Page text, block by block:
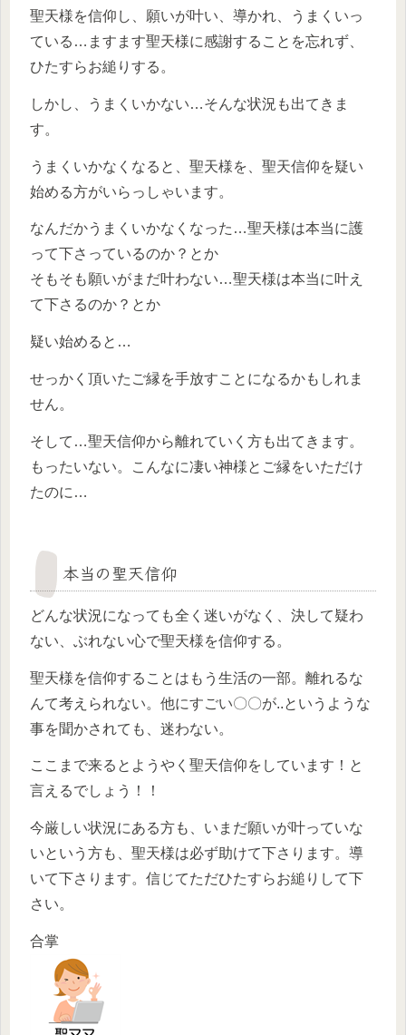
聖天様を信仰し、願いが叶い、導かれ、うまくいっ
ている…ますます聖天様に感謝することを忘れず、
ひたすらお縋りする。
しかし、うまくいかない…そんな状況も出てきま
す。
うまくいかなくなると、聖天様を、聖天信仰を疑い
始める方がいらっしゃいます。
なんだかうまくいかなくなった…聖天様は本当に護
って下さっているのか？とか
そもそも願いがまだ叶わない…聖天様は本当に叶え
て下さるのか？とか
疑い始めると…
せっかく頂いたご縁を手放すことになるかもしれま
せん。
そして…聖天信仰から離れていく方も出てきます。
もったいない。こんなに凄い神様とご縁をいただけ
たのに…
本当の聖天信仰
どんな状況になっても全く迷いがなく、決して疑わ
ない、ぶれない心で聖天様を信仰する。
聖天様を信仰することはもう生活の一部。離れるな
んて考えられない。他にすごい〇〇が..というような
事を聞かされても、迷わない。
ここまで来るとようやく聖天信仰をしています！と
言えるでしょう！！
今厳しい状況にある方も、いまだ願いが叶っていな
いという方も、聖天様は必ず助けて下さります。導
いて下さります。信じてただひたすらお縋りして下
さい。
合掌